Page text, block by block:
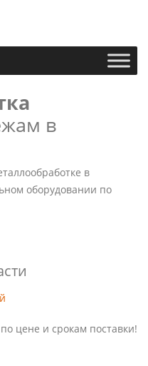
в
в
оборудовании по
цене и срокам поставки!